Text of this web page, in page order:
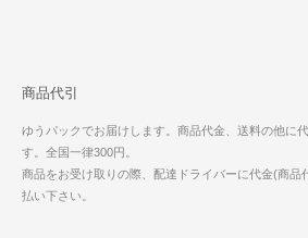
商品代引
ゆうパックでお届けします。商品代金、送料の他に
す。全国一律300円。
商品をお受け取りの際、配達ドライバーに代金(商品
払い下さい。